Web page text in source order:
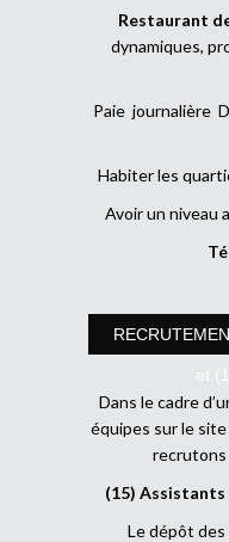
Restaurant
dynamiques,
Paie journalière
Habiter les
Avoir un niveau
et
Dans le cadre
équipes sur le
recrutons
(15)
Le dépôt